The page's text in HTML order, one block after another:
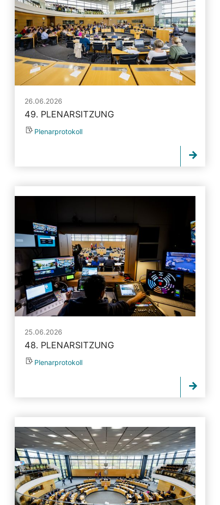
26.06.2026
49. PLENARSITZUNG
Plenarprotokoll
25.06.2026
48. PLENARSITZUNG
Plenarprotokoll